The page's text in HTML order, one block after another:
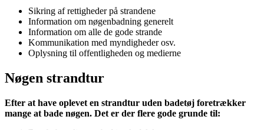
Sikring af rettigheder på strandene
Information om nøgenbadning generelt
Information om alle de gode strande
Kommunikation med myndigheder osv.
Oplysning til offentligheden og medierne
Nøgen strandtur
Efter at have oplevet en strandtur uden badetøj foretrækker
mange at bade nøgen. Det er der flere gode grunde til: